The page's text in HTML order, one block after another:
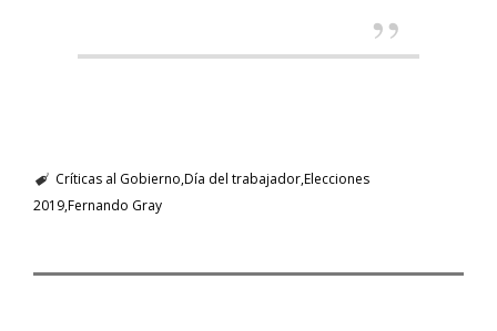
Críticas al Gobierno Día del trabajadorElecciones
2019Fernando Gray